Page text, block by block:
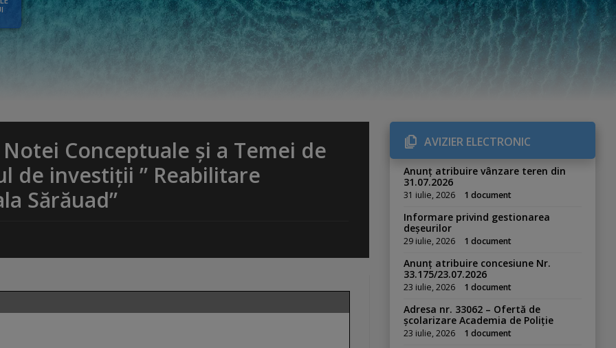
Conceptuale și a Temei de
de investiții ” Reabilitare
Sărăuad”
AVIZIER ELECTRONIC
Anunț atribuire vânzare teren din
31.07.2026
31 iulie, 2026 1 document
Informare privind gestionarea
deșeurilor
29 iulie, 2026 1 document
Anunț atribuire concesiune Nr.
33.175/23.07.2026
23 iulie, 2026 1 document
Adresa nr. 33062 – Ofertă de
școlarizare Academia de Poliție
23 iulie, 2026 1 document